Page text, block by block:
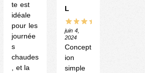
te est
idéale
pour les
journée
s
chaudes
, et la
L
juin 4,
2024
Concept
ion
simple